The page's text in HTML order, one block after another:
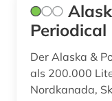
cd-rom (2)
chemie (23)
Periodical
Der Alaska &
als 200.000
Nordkanada,